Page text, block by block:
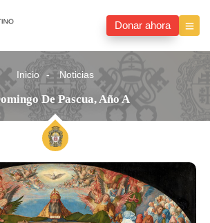
Donar ahora
Inicio Noticias
De Pascua, Año A